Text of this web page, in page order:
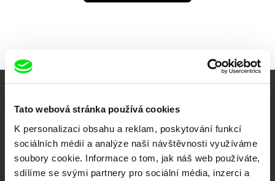
Tato webová stránka používá cookies
K personalizaci obsahu a reklam, poskytování funkcí
sociálních médií a analýze naší návštěvnosti využíváme
soubory cookie. Informace o tom, jak náš web používáte,
sdílíme se svými partnery pro sociální média, inzerci a
Vaše online
dokumentární kino
Nové festivalové filmy
každý týden